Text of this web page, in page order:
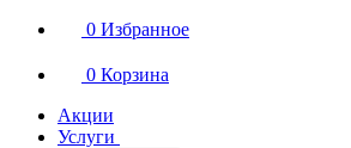
0 Избранное
0 Корзина
Акции
Услуги